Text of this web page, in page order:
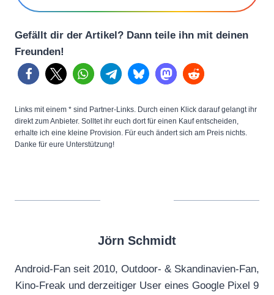
Gefällt dir der Artikel? Dann teile ihn mit deinen
Freunden!
Links mit einem * sind Partner-Links. Durch einen Klick darauf gelangt ihr
direkt zum Anbieter. Solltet ihr euch dort für einen Kauf entscheiden,
erhalte ich eine kleine Provision. Für euch ändert sich am Preis nichts.
Danke für eure Unterstützung!
Jörn Schmidt
Android-Fan seit 2010, Outdoor- & Skandinavien-Fan,
Kino-Freak und derzeitiger User eines Google Pixel 9